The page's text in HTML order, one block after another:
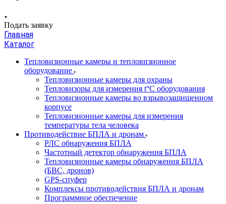
Подать заявку
Главная
Каталог
Тепловизионные камеры и тепловизионное
оборудование
Тепловизионные камеры для охраны
Тепловизоры для измерения t°С оборудования
Тепловизионные камеры во взрывозащищенном
корпусе
Тепловизионные камеры для измерения
температуры тела человека
Противодействие БПЛА и дронам
РЛС обнаружения БПЛА
Частотный детектор обнаружения БПЛА
Тепловизионные камеры обнаружения БПЛА
(БВС, дронов)
GPS-спуфер
Комплексы противодействия БПЛА и дронам
Программное обеспечение